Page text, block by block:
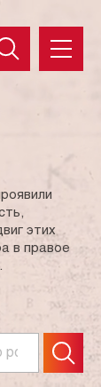
этих
в правое